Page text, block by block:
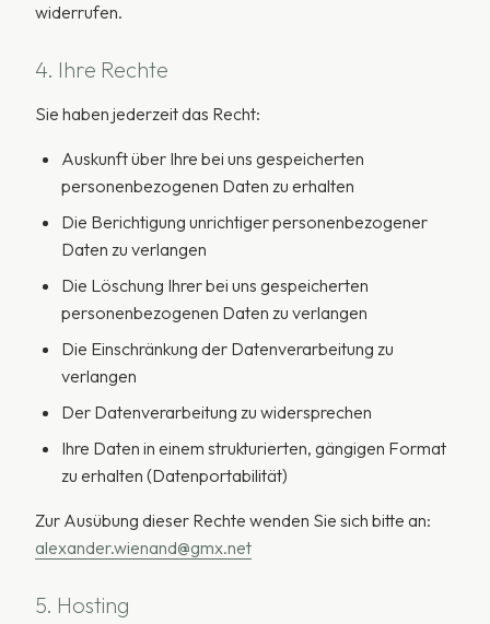
widerrufen.
4. Ihre Rechte
Sie haben jederzeit das Recht:
Auskunft über Ihre bei uns gespeicherten
personenbezogenen Daten zu erhalten
Die Berichtigung unrichtiger personenbezogener
Daten zu verlangen
Die Löschung Ihrer bei uns gespeicherten
personenbezogenen Daten zu verlangen
Die Einschränkung der Datenverarbeitung zu
verlangen
Der Datenverarbeitung zu widersprechen
Ihre Daten in einem strukturierten, gängigen Format
zu erhalten (Datenportabilität)
Zur Ausübung dieser Rechte wenden Sie sich bitte an:
alexander.wienand@gmx.net
5. Hosting